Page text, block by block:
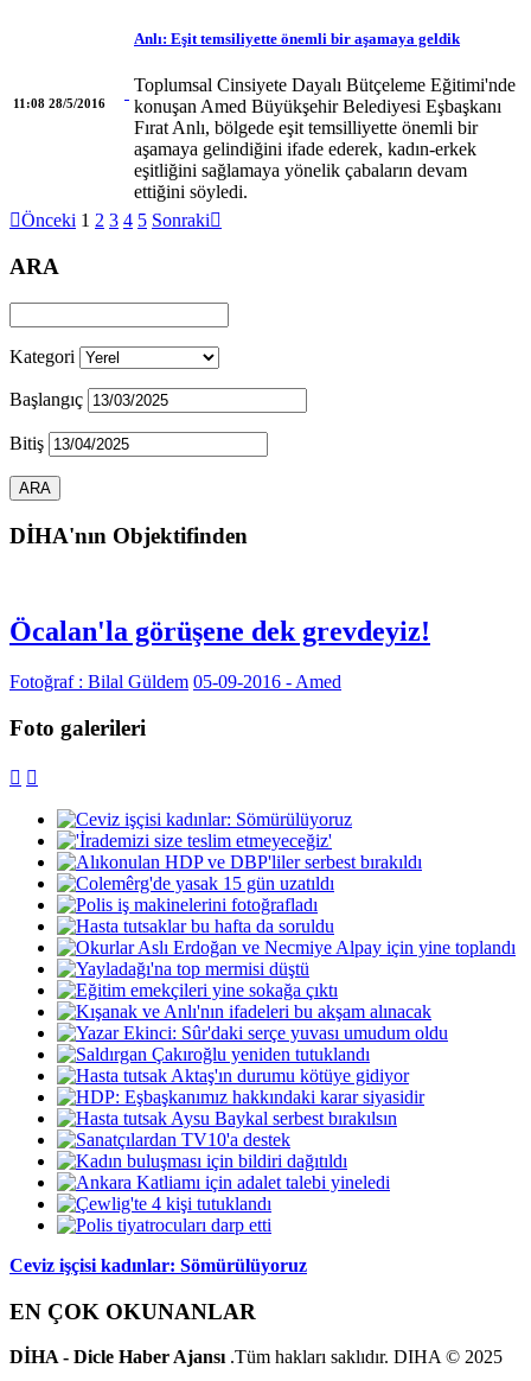
11:08 28/5/2016
Anlı: Eşit temsiliyette önemli bir aşamaya geldik
Toplumsal Cinsiyete Dayalı Bütçeleme Eğitimi'nde
konuşan Amed Büyükşehir Belediyesi Eşbaşkanı
Fırat Anlı, bölgede eşit temsilliyette önemli bir
aşamaya gelindiğini ifade ederek, kadın-erkek
eşitliğini sağlamaya yönelik çabaların devam
ettiğini söyledi.
Önceki 1 2 3 4 5 Sonraki
ARA
Kategori
Başlangıç
Bitiş
DİHA'nın Objektifinden
Öcalan'la görüşene dek grevdeyiz!
Fotoğraf : Bilal Güldem 05-09-2016 - Amed
Foto galerileri
 
Ceviz işçisi kadınlar: Sömürülüyoruz
EN ÇOK OKUNANLAR
DİHA - Dicle Haber Ajansı .Tüm hakları saklıdır. DIHA © 2025